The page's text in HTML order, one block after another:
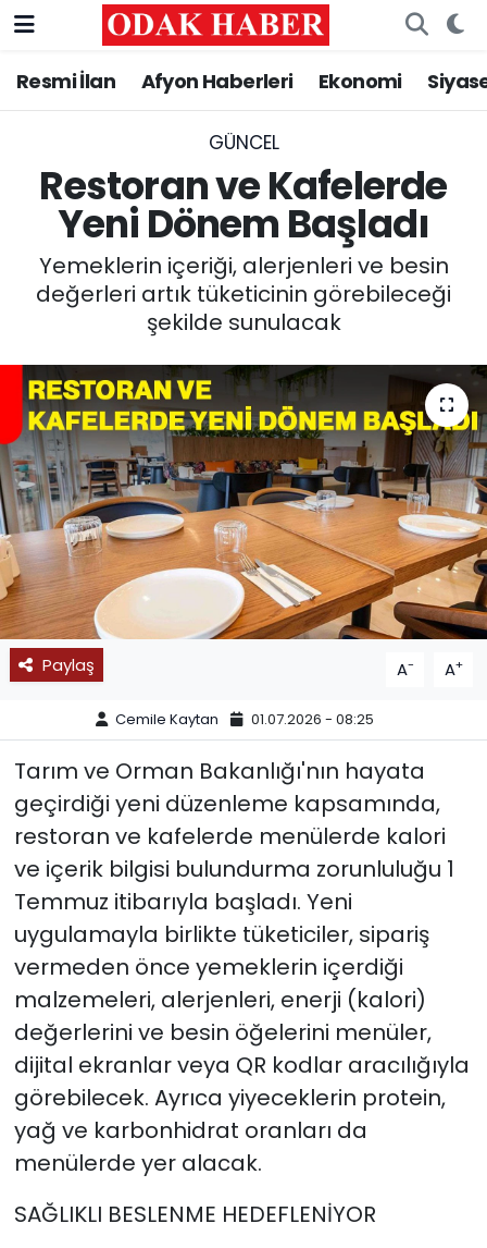
Resmi İlan Afyon Haberleri Ekonomi
GÜNCEL
Restoran ve Kafelerde
Yeni Dönem Başladı
Yemeklerin içeriği, alerjenleri ve besin
değerleri artık tüketicinin görebileceği
şekilde sunulacak
Paylaş A- A+
Cemile Kaytan 01.07.2026 - 08:25
Tarım ve Orman Bakanlığı'nın hayata
geçirdiği yeni düzenleme kapsamında,
restoran ve kafelerde menülerde kalori
ve içerik bilgisi bulundurma zorunluluğu 1
Temmuz itibarıyla başladı. Yeni
uygulamayla birlikte tüketiciler, sipariş
vermeden önce yemeklerin içerdiği
malzemeleri, alerjenleri, enerji (kalori)
değerlerini ve besin öğelerini menüler,
dijital ekranlar veya QR kodlar aracılığıyla
görebilecek. Ayrıca yiyeceklerin protein,
yağ ve karbonhidrat oranları da
menülerde yer alacak.
SAĞLIKLI BESLENME HEDEFLENİYOR
AFYONKARAHİSAR HABERLERİ
ASAYİŞ
SİYASET
EĞİTİM
MAGAZİN
SAĞLIK
SPOR
11:11 MANŞET
Nöbetçi Eczaneler
Trafik Durumu
Süper Lig Puan Durumu ve Fikstür
Tüm Manşetler
Son Dakika Haberleri
Haber Arşivi